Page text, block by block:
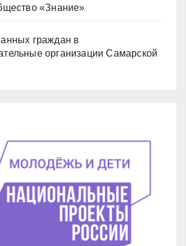
«Знание»
граждан в
организации Самарской